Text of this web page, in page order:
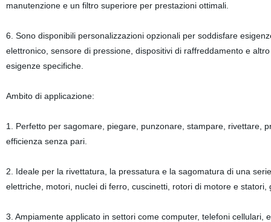
manutenzione e un filtro superiore per prestazioni ottimali.
6. Sono disponibili personalizzazioni opzionali per soddisfare
elettronico, sensore di pressione, dispositivi di raffreddamento e
esigenze specifiche.
Ambito di applicazione:
1. Perfetto per sagomare, piegare, punzonare, stampare, rivettare,
efficienza senza pari.
2. Ideale per la rivettatura, la pressatura e la sagomatura di una
elettriche, motori, nuclei di ferro, cuscinetti, rotori di motore e
3. Ampiamente applicato in settori come computer, telefoni